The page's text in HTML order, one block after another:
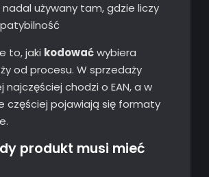
używany tam, gdzie liczy
to, jaki kodowaćwybiera
od procesu. W sprzedaży
chodzi o EAN, a w
częściej pojawiają się formaty
produkt musi mieć